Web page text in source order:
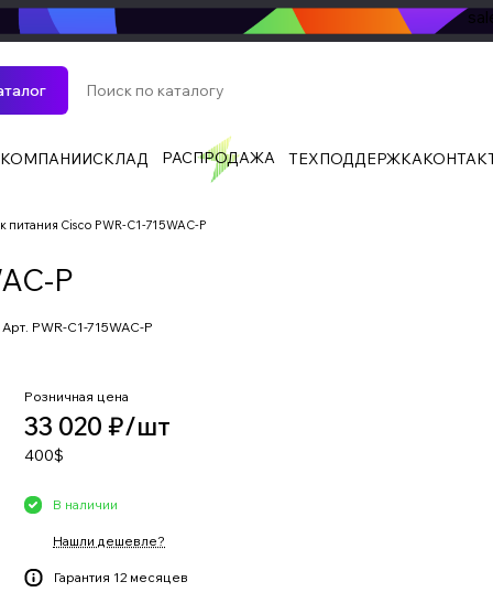
СКЛАД РАСПРОДАЖА ТЕХПОДДЕРЖКА
питания Cisco PWR-C1-715WAC-P
P
Арт. PWR-C1-715WAC-P
Розничная цена
33 020 ₽/шт
400$
В наличии
Нашли дешевле?
Гарантия 12 месяцев